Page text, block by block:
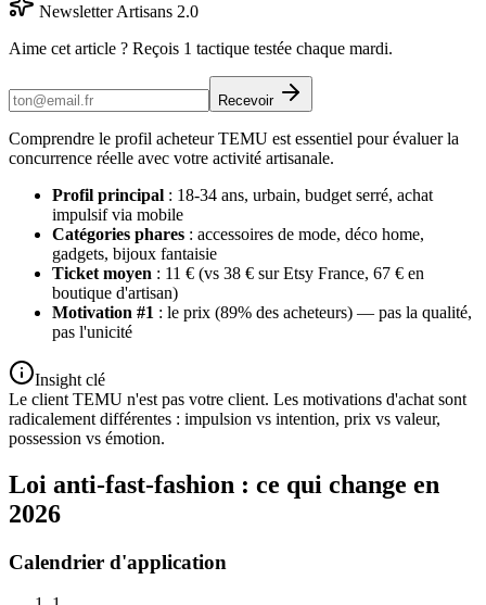
Newsletter Artisans 2.0
Aime cet article ? Reçois 1 tactique testée chaque mardi.
Recevoir
Comprendre le profil acheteur TEMU est essentiel pour évaluer la
concurrence réelle avec votre activité artisanale.
Profil principal : 18-34 ans, urbain, budget serré, achat
impulsif via mobile
Catégories phares : accessoires de mode, déco home,
gadgets, bijoux fantaisie
Ticket moyen : 11 € (vs 38 € sur Etsy France, 67 € en
boutique d'artisan)
Motivation #1 : le prix (89% des acheteurs) — pas la qualité,
pas l'unicité
Insight clé
Le client TEMU n'est pas votre client. Les motivations d'achat sont
radicalement différentes : impulsion vs intention, prix vs valeur,
possession vs émotion.
Loi anti-fast-fashion : ce qui change en
2026
Calendrier d'application